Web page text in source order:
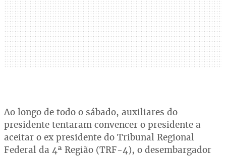
Ao longo de todo o sábado, auxiliares do
presidente tentaram convencer o presidente a
aceitar o ex presidente do Tribunal Regional
Federal da 4ª Região (TRF-4), o desembargador